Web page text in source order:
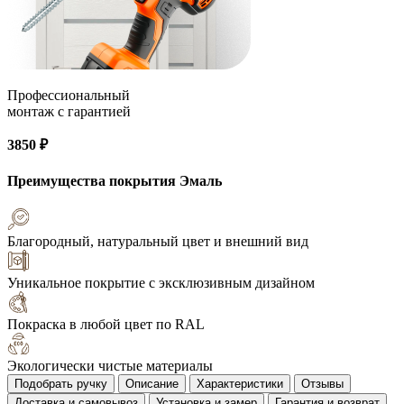
Профессиональный
монтаж с гарантией
3850 ₽
Преимущества покрытия Эмаль
Благородный, натуральный цвет и внешний вид
Уникальное покрытие с эксклюзивным дизайном
Покраска в любой цвет по RAL
Экологически чистые материалы
Подобрать ручку Описание Характеристики
Отзывы